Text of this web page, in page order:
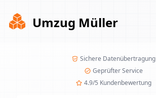
Umzug Müller
Sichere Datenübertragung
Geprüfter Service
4.9/5 Kundenbewertung